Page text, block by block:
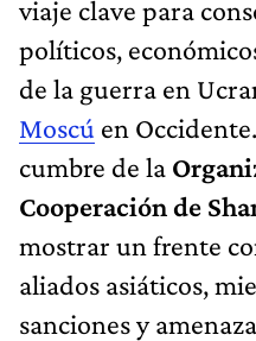
viaje clave para
políticos,
de la guerra en
Moscú en
cumbre de la
Cooperación de
mostrar un frente
aliados asiáticos,
sanciones y